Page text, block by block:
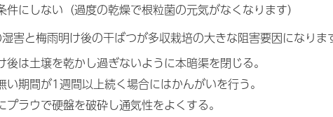
件にしない（過度の乾燥で根粒菌の元気がなくなります）
害と梅雨明け後の干ばつが多収栽培の大きな阻害要因になりま
後は土壌を乾かし過ぎないように本暗渠を閉じる。
い期間が1週間以上続く場合にはかんがいを行う。
ラウで硬盤を破砕し通気性をよくする。